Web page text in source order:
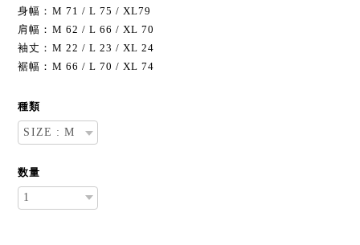
身幅：M 71 / L 75 / XL79
肩幅：M 62 / L 66 / XL 70
袖丈：M 22 / L 23 / XL 24
裾幅：M 66 / L 70 / XL 74
種類
数量